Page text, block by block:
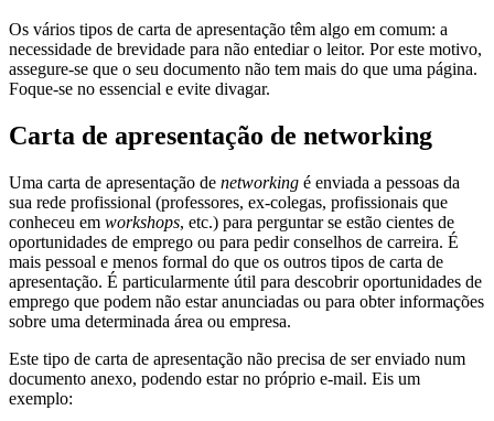
Os vários tipos de carta de apresentação têm algo em comum: a
necessidade de brevidade para não entediar o leitor. Por este motivo,
assegure-se que o seu documento não tem mais do que uma página.
Foque-se no essencial e evite divagar.
Carta de apresentação de networking
Uma carta de apresentação de networking é enviada a pessoas da
sua rede profissional (professores, ex-colegas, profissionais que
conheceu em workshops, etc.) para perguntar se estão cientes de
oportunidades de emprego ou para pedir conselhos de carreira. É
mais pessoal e menos formal do que os outros tipos de carta de
apresentação. É particularmente útil para descobrir oportunidades de
emprego que podem não estar anunciadas ou para obter informações
sobre uma determinada área ou empresa.
Este tipo de carta de apresentação não precisa de ser enviado num
documento anexo, podendo estar no próprio e-mail. Eis um
exemplo: